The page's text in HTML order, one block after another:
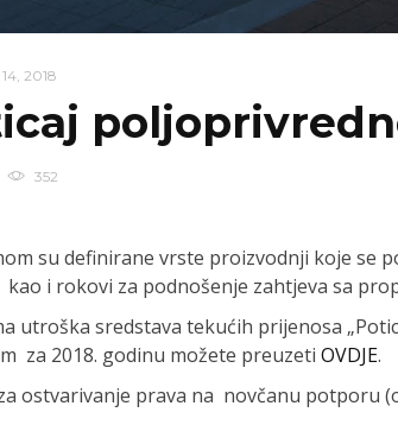
2018
352
su definirane vrste proizvodnji koje se
i rokovi za podnošenje zahtjeva sa
utroška sredstava tekućih prijenosa
za 2018. godinu možete preuzeti OVDJE.
ostvarivanje prava na novčanu potporu